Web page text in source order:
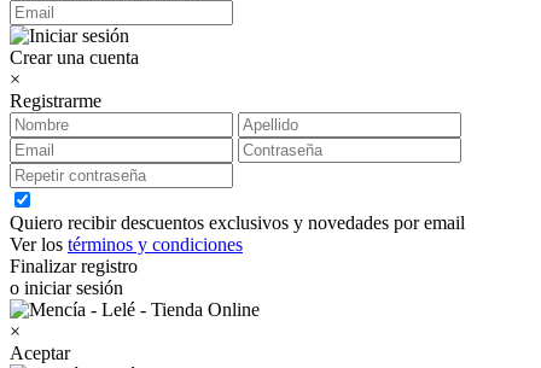
Crear una cuenta
×
Registrarme
Quiero recibir descuentos exclusivos y novedades por email
Ver los términos y condiciones
Finalizar registro
o iniciar sesión
×
Aceptar